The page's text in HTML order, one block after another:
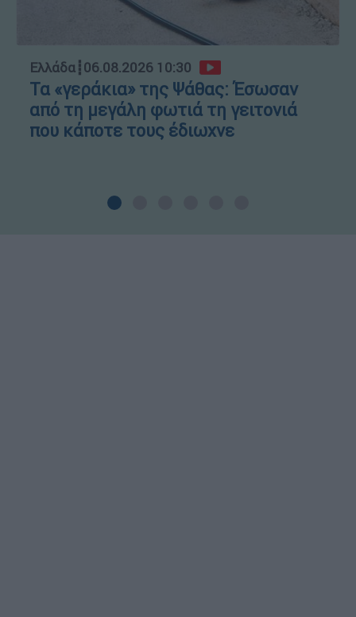
Ελλάδα┋06.08.2026 10:30
Τα «γεράκια» της Ψάθας: Έσωσαν
από τη μεγάλη φωτιά τη γειτονιά
που κάποτε τους έδιωχνε